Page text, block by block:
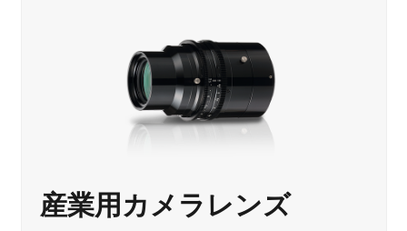
産業用カメラレンズ